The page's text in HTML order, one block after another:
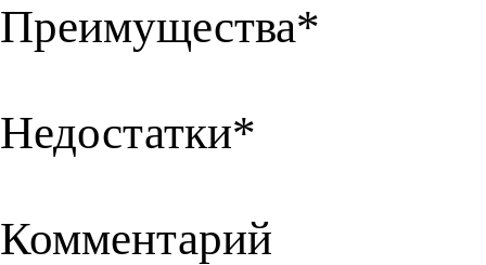
Преимущества*
Недостатки*
Комментарий